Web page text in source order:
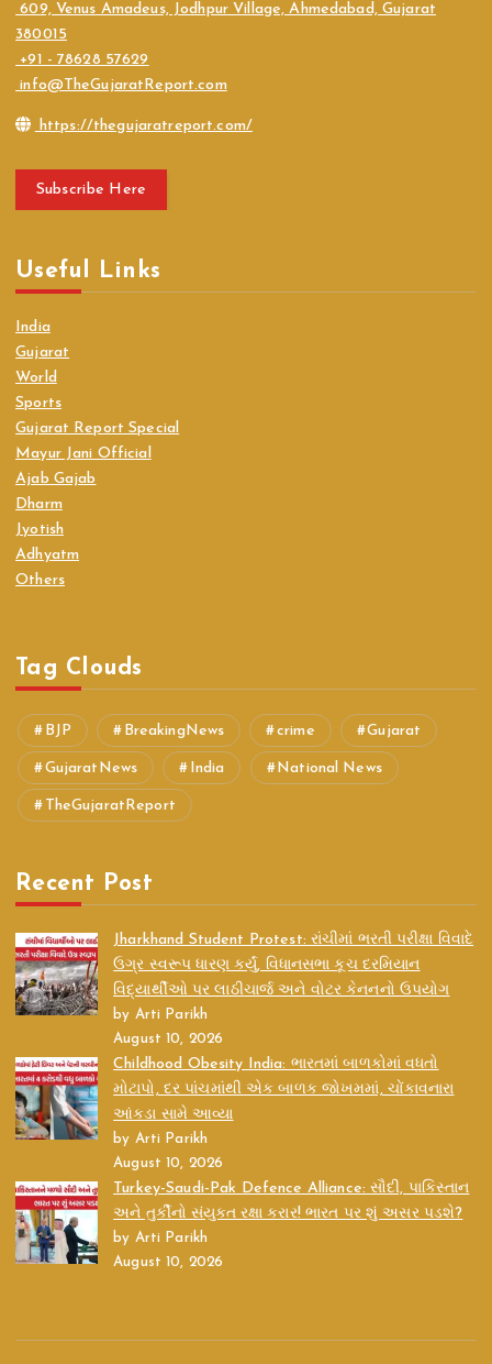
609, Venus Amadeus, Jodhpur Village, Ahmedabad, Gujarat
380015
+91 - 78628 57629
info@TheGujaratReport.com
https://thegujaratreport.com/
Subscribe Here
Useful Links
India
Gujarat
World
Sports
Gujarat Report Special
Mayur Jani Official
Ajab Gajab
Dharm
Jyotish
Adhyatm
Others
Tag Clouds
BJP BreakingNews crime Gujarat
GujaratNews India National News
TheGujaratReport
Recent Post
Jharkhand Student Protest: રાંચીમાં ભરતી પરીક્ષા વિવાદે
ઉગ્ર સ્વરૂપ ધારણ કર્યું, વિધાનસભા કૂચ દરમિયાન
વિદ્યાર્થીઓ પર લાઠીચાર્જ અને વોટર કેનનનો ઉપયોગ
by Arti Parikh
August 10, 2026
Childhood Obesity India: ભારતમાં બાળકોમાં વધતો
મોટાપો, દર પાંચમાંથી એક બાળક જોખમમાં, ચોંકાવનારા
આંકડા સામે આવ્યા
by Arti Parikh
August 10, 2026
Turkey-Saudi-Pak Defence Alliance: સૌદી, પાકિસ્તાન
અને તુર્કીનો સંયુક્ત રક્ષા કરાર! ભારત પર શું અસર પડશે?
by Arti Parikh
August 10, 2026